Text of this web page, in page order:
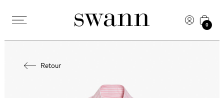
0
Retour